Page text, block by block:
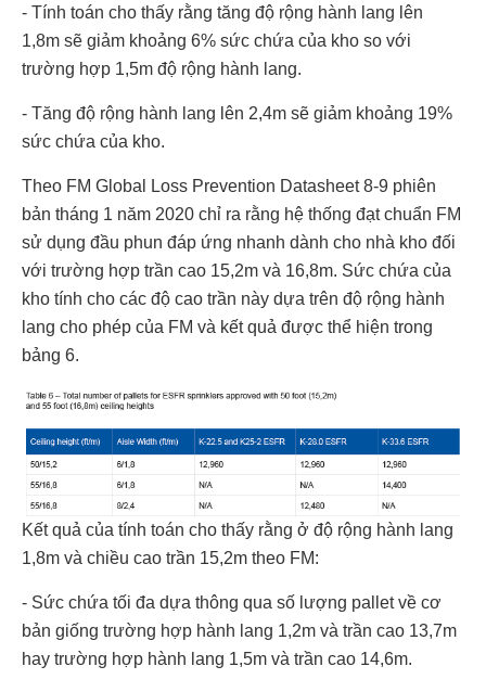
- Tính toán cho thấy rằng tăng độ rộng hành lang lên
1,8m sẽ giảm khoảng 6% sức chứa của kho so với
trường hợp 1,5m độ rộng hành lang.
- Tăng độ rộng hành lang lên 2,4m sẽ giảm khoảng 19%
sức chứa của kho.
Theo FM Global Loss Prevention Datasheet 8-9 phiên
bản tháng 1 năm 2020 chỉ ra rằng hệ thống đạt chuẩn FM
sử dụng đầu phun đáp ứng nhanh dành cho nhà kho đối
với trường hợp trần cao 15,2m và 16,8m. Sức chứa của
kho tính cho các độ cao trần này dựa trên độ rộng hành
lang cho phép của FM và kết quả được thể hiện trong
bảng 6.
Kết quả của tính toán cho thấy rằng ở độ rộng hành lang
1,8m và chiều cao trần 15,2m theo FM:
- Sức chứa tối đa dựa thông qua số lượng pallet về cơ
bản giống trường hợp hành lang 1,2m và trần cao 13,7m
hay trường hợp hành lang 1,5m và trần cao 14,6m.